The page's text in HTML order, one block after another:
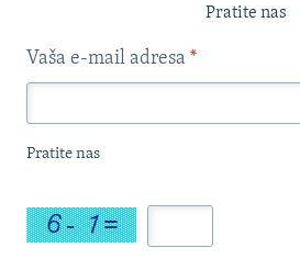
Pratite nas
Vaša e-mail adresa *
Pratite nas